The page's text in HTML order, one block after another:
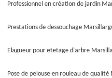
Professionnel en création de jardin
Prestations de dessouchage
Elagueur pour etetage d'arbre
Pose de pelouse en rouleau de